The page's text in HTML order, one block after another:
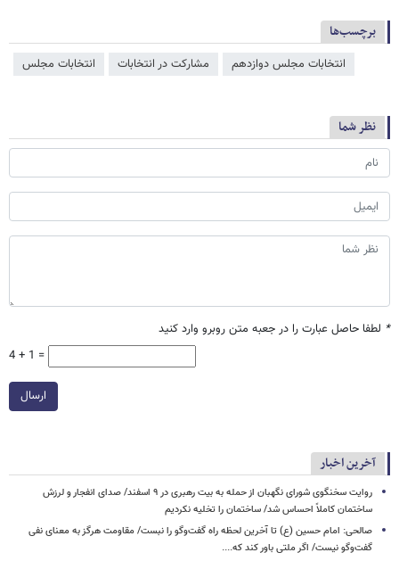
برچسب‌ها
انتخابات مجلس دوازدهم مشارکت در انتخابات انتخابات مجلس
نظر شما
* لطفا حاصل عبارت را در جعبه متن روبرو وارد کنید
4 + 1 =
ارسال
آخرین اخبار
روایت سخنگوی شورای نگهبان از حمله به بیت رهبری در ۹ اسفند/ صدای انفجار و لرزش
ساختمان کاملاً احساس شد/ ساختمان را تخلیه نکردیم
صالحی: امام حسین (ع) تا آخرین لحظه راه گفت‌وگو را نبست/ مقاومت هرگز به معنای نفی
گفت‌وگو نیست/ اگر ملتی باور کند که....